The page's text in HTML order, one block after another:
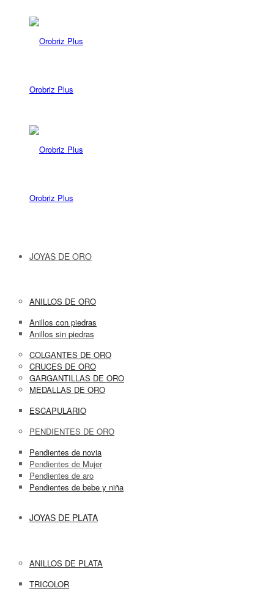
Orobriz Plus
Orobriz Plus
JOYAS DE ORO
ANILLOS DE ORO
Anillos con piedras
Anillos sin piedras
COLGANTES DE ORO
CRUCES DE ORO
GARGANTILLAS DE ORO
MEDALLAS DE ORO
ESCAPULARIO
PENDIENTES DE ORO
Pendientes de novia
Pendientes de Mujer
Pendientes de aro
Pendientes de bebe y niña
JOYAS DE PLATA
ANILLOS DE PLATA
TRICOLOR